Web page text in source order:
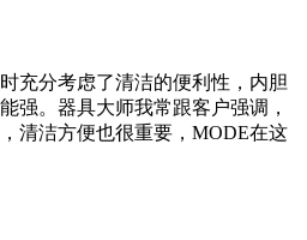
充分考虑了清洁的便利性，内胆
强。器具大师我常跟客户强调，
清洁方便也很重要，MODE在这